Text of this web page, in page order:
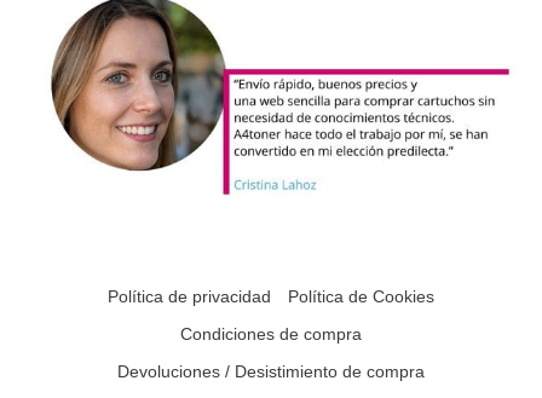
Política de privacidad
Política de Cookies
Condiciones de compra
Devoluciones / Desistimiento de compra